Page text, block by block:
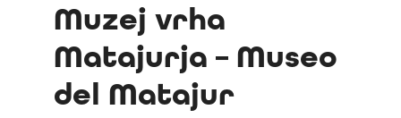
Muzej vrha
Matajurja – Museo
del Matajur